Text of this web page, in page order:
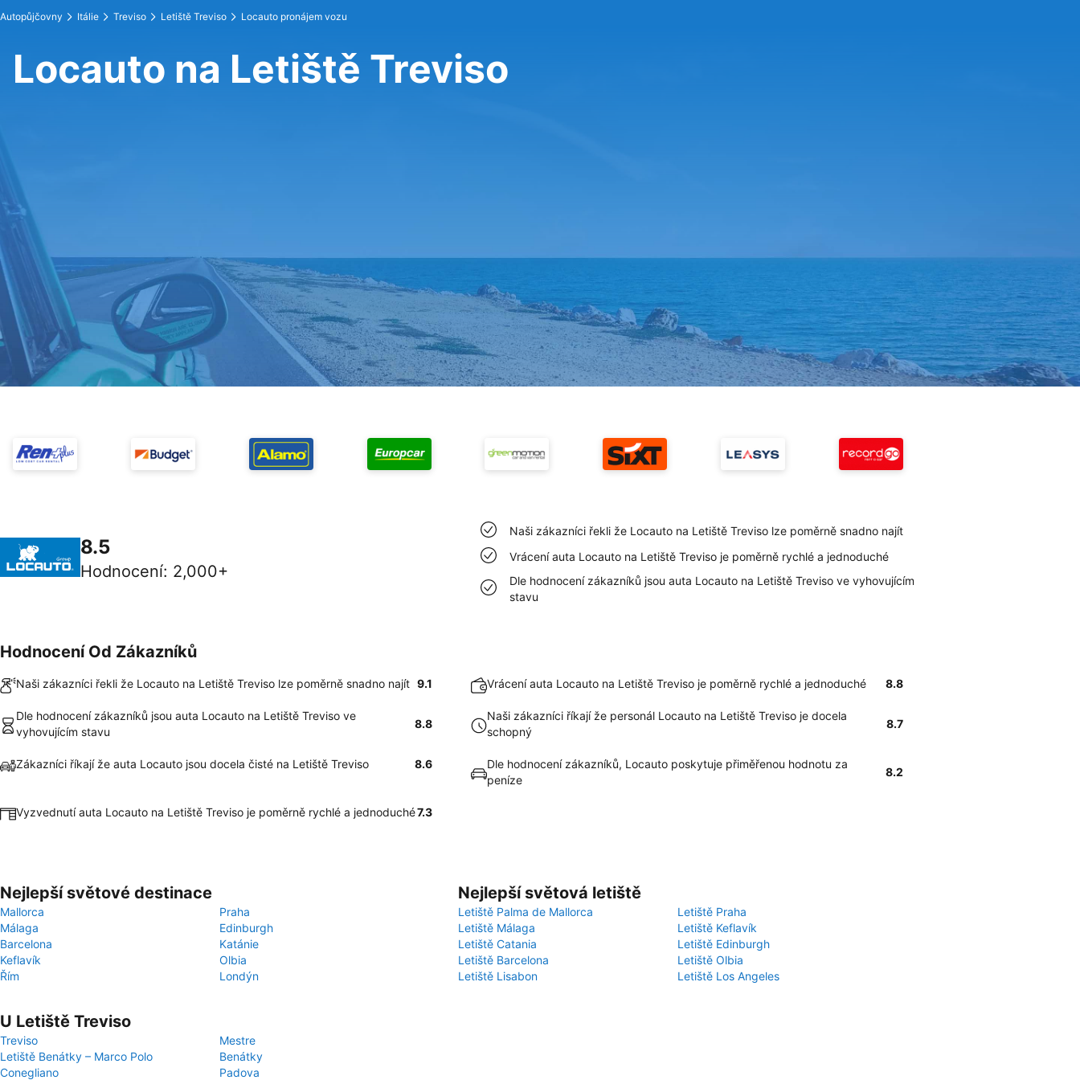
Autopůjčovny Itálie Treviso Letiště Treviso Locauto pronájem vozu
Locauto na Letiště Treviso
8.5
Hodnocení: 2,000+
Naši zákazníci řekli že Locauto na Letiště Treviso lze poměrně snadno najít
Vrácení auta Locauto na Letiště Treviso je poměrně rychlé a jednoduché
Dle hodnocení zákazníků jsou auta Locauto na Letiště Treviso ve vyhovujícím
stavu
Hodnocení Od Zákazníků
Naši zákazníci řekli že Locauto na Letiště Treviso lze poměrně snadno najít 9.1 Vrácení auta Locauto na Letiště Treviso je poměrně rychlé a jednoduché 8.8
Dle hodnocení zákazníků jsou auta Locauto na Letiště Treviso ve
vyhovujícím stavu
8.8
Naši zákazníci říkají že personál Locauto na Letiště Treviso je docela
schopný
8.7
Zákazníci říkají že auta Locauto jsou docela čisté na Letiště Treviso 8.6
Dle hodnocení zákazníků, Locauto poskytuje přiměřenou hodnotu za
peníze
8.2
Vyzvednutí auta Locauto na Letiště Treviso je poměrně rychlé a jednoduché7.3
Nejlepší světové destinace
Mallorca
Praha
Málaga
Edinburgh
Barcelona
Katánie
Keflavík
Olbia
Řím
Londýn
Nejlepší světová letiště
Letiště Palma de Mallorca
Letiště Praha
Letiště Málaga
Letiště Keflavík
Letiště Catania
Letiště Edinburgh
Letiště Barcelona
Letiště Olbia
Letiště Lisabon
Letiště Los Angeles
U Letiště Treviso
Treviso
Mestre
Letiště Benátky – Marco Polo
Benátky
Conegliano
Padova